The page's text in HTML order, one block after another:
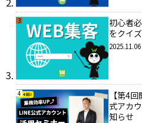
3
初心者
をクイ
2025.11.06
4
【第4
式アカ
知らせ